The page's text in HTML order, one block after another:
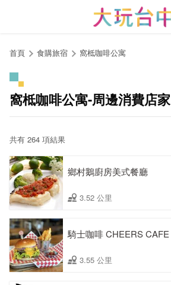
首頁 食購旅宿 窩柢咖啡公寓
窩柢咖啡公寓-周邊消費店家
共有 264 項結果
鄉村鵝廚房美式餐廳
3.52 公里
騎士咖啡 CHEERS CAFE
3.55 公里